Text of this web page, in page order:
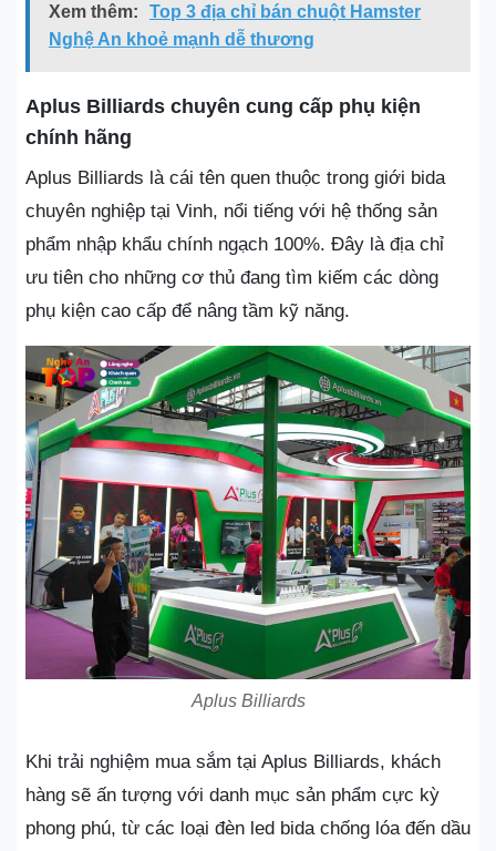
Xem thêm:
Top 3 địa chỉ bán chuột Hamster
Nghệ An khoẻ mạnh dễ thương
Aplus Billiards chuyên cung cấp phụ kiện
chính hãng
Aplus Billiards là cái tên quen thuộc trong giới bida
chuyên nghiệp tại Vinh, nổi tiếng với hệ thống sản
phẩm nhập khẩu chính ngạch 100%. Đây là địa chỉ
ưu tiên cho những cơ thủ đang tìm kiếm các dòng
phụ kiện cao cấp để nâng tầm kỹ năng.
Aplus Billiards
Khi trải nghiệm mua sắm tại Aplus Billiards, khách
hàng sẽ ấn tượng với danh mục sản phẩm cực kỳ
phong phú, từ các loại đèn led bida chống lóa đến dầu